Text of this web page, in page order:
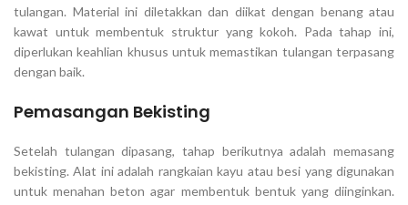
tulangan. Material ini diletakkan dan diikat dengan benang atau
kawat untuk membentuk struktur yang kokoh. Pada tahap ini,
diperlukan keahlian khusus untuk memastikan tulangan terpasang
dengan baik.
Pemasangan Bekisting
Setelah tulangan dipasang, tahap berikutnya adalah memasang
bekisting. Alat ini adalah rangkaian kayu atau besi yang digunakan
untuk menahan beton agar membentuk bentuk yang diinginkan.